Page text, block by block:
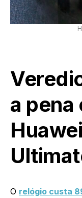
a pena
O relógio custa